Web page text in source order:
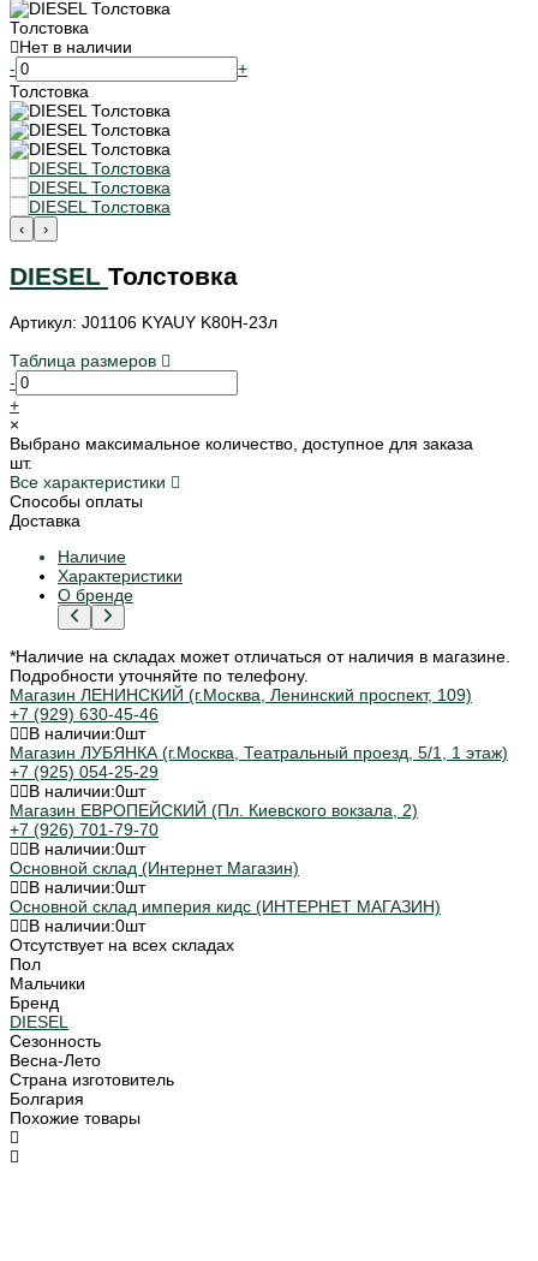
Толстовка
Нет в наличии
-
+
Толстовка
‹ ›
DIESEL Толстовка
Артикул: J01106 KYAUY K80H-23л
Таблица размеров
-
+
×
Выбрано максимальное количество, доступное для заказа
шт.
Все характеристики
Способы оплаты
Доставка
Наличие
Характеристики
О бренде
*Наличие на складах может отличаться от наличия в магазине.
Подробности уточняйте по телефону.
Магазин ЛЕНИНСКИЙ (г.Москва, Ленинский проспект, 109)
+7 (929) 630-45-46
В наличии:0шт
Магазин ЛУБЯНКА (г.Москва, Театральный проезд, 5/1, 1 этаж)
+7 (925) 054-25-29
В наличии:0шт
Магазин ЕВРОПЕЙСКИЙ (Пл. Киевского вокзала, 2)
+7 (926) 701-79-70
В наличии:0шт
Основной склад (Интернет Магазин)
В наличии:0шт
Основной склад империя кидс (ИНТЕРНЕТ МАГАЗИН)
В наличии:0шт
Отсутствует на всех складах
Пол
Мальчики
Бренд
DIESEL
Сезонность
Весна-Лето
Страна изготовитель
Болгария
Похожие товары